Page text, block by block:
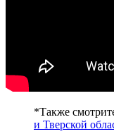
*Также
и Тверской